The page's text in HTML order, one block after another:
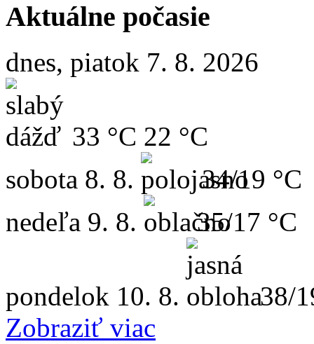
Aktuálne počasie
dnes, piatok 7. 8. 2026
33 °C 22 °C
sobota 8. 8.
34/19 °C
nedeľa 9. 8. 35/17 °C
pondelok 10. 8.
38/
Zobraziť viac